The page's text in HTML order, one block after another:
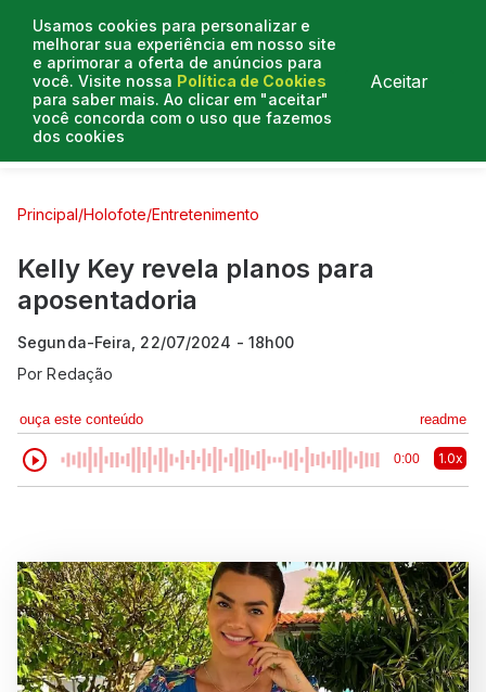
Usamos cookies para personalizar e
melhorar sua experiência em nosso site
e aprimorar a oferta de anúncios para
você. Visite nossa Política de Cookies
para saber mais. Ao clicar em "aceitar"
você concorda com o uso que fazemos
dos cookies
Aceitar
Curtas e Venenosas
Principal/Holofote/Entretenimento
Kelly Key revela planos para
aposentadoria
Segunda-Feira, 22/07/2024 - 18h00
PorRedação
ouça este conteúdo readme
0:00 1.0x